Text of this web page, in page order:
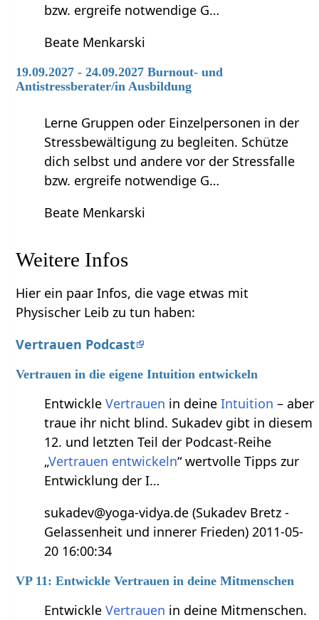
bzw. ergreife notwendige G…
Beate Menkarski
19.09.2027 - 24.09.2027 Burnout- und
Antistressberater/in Ausbildung
Lerne Gruppen oder Einzelpersonen in der
Stressbewältigung zu begleiten. Schütze
dich selbst und andere vor der Stressfalle
bzw. ergreife notwendige G…
Beate Menkarski
Weitere Infos
Hier ein paar Infos, die vage etwas mit
Physischer Leib zu tun haben:
Vertrauen Podcast
Vertrauen in die eigene Intuition entwickeln
EntwickleVertrauen in deineIntuition – aber
traue ihr nicht blind. Sukadev gibt in diesem
12. und letzten Teil der Podcast-Reihe
„Vertrauen entwickeln“ wertvolle Tipps zur
Entwicklung der I…
sukadev@yoga-vidya.de (Sukadev Bretz -
Gelassenheit und innerer Frieden) 2011-05-
20 16:00:34
VP 11: Entwickle Vertrauen in deine Mitmenschen
EntwickleVertrauen in deine Mitmenschen.